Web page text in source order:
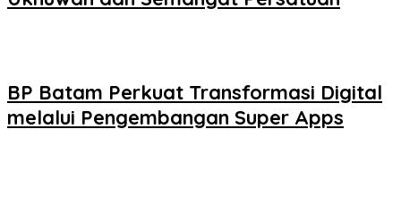
BP Batam Perkuat Transformasi Digital
melalui Pengembangan Super Apps